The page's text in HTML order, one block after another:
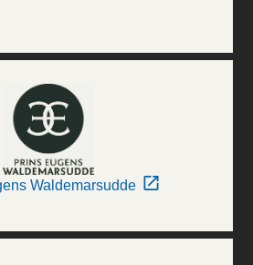
Waldemarsudde